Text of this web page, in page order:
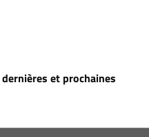
et prochaines